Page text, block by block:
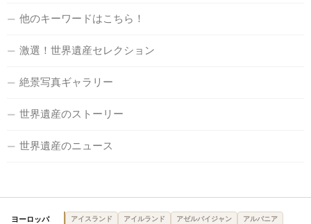
他のキーワードはこちら！
激選！世界遺産セレクション
絶景写真ギャラリー
世界遺産のストーリー
世界遺産のニュース
ヨーロッパ アイスランド アイルランド アゼルバイジャン
アルバニア